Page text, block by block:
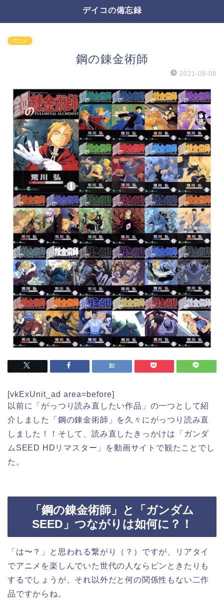
デイコの備忘録
アニメ
鋼の錬金術師
2021-08-08
[vkExUnit_ad area=before]
以前に「がっつり読み直したい作品」の一つとして紹
介しました「鋼の錬金術師」を久々にがっつり読み直
しました！！そして、読み直したきっかけは「ガンダ
ムSEED HDリマスター」を動画サイトで観たことでし
た。
「鋼の錬金術師」と「ガンダム
SEED」つながりは如何に？！
「は〜？」と思われる繋がり（？）ですが、リアタイ
でアニメを楽しんでいた世代の人ならピンときたりも
するでしょうが、それ以外だと何の関係性もない二作
品ですからね。